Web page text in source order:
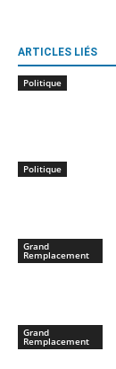
ARTICLES LIÉS
Politique
Politique
Grand
Remplacement
Grand
Remplacement